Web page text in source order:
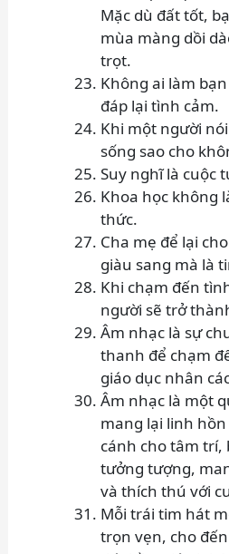
Mặc dù đất tốt,
mùa màng dồi
trọt.
Không ai làm
đáp lại tình cảm.
Khi một người
sống sao cho
Suy nghĩ là cuộc
Khoa học không
thức.
Cha mẹ để lại
giàu sang mà là
Khi chạm đến
người sẽ trở
Âm nhạc là sự
thanh để chạm
giáo dục nhân
Âm nhạc là một
mang lại linh
cánh cho tâm trí,
tưởng tượng,
và thích thú với
Mỗi trái tim hát
trọn vẹn, cho